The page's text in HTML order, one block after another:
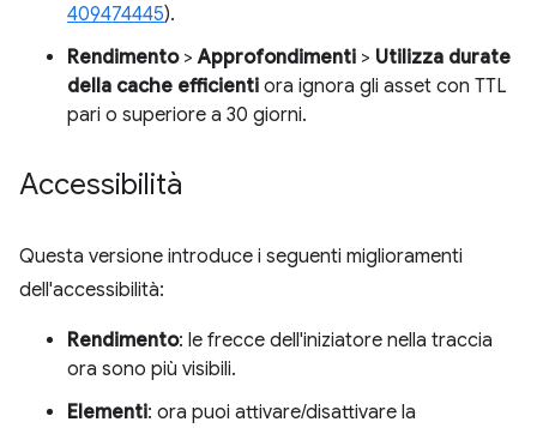
409474445).
Rendimento>Approfondimenti > Utilizza durate
della cache efficienti ora ignora gli asset con TTL
pari o superiore a 30 giorni.
Accessibilità
Questa versione introduce i seguenti miglioramenti
dell'accessibilità:
Rendimento: le frecce dell'iniziatore nella traccia
ora sono più visibili.
Elementi: ora puoi attivare/disattivare la